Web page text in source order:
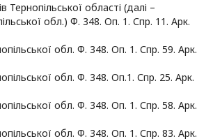
Тернопільської області (далі –
обл.) Ф. 348. Оп. 1. Спр. 11. Арк.
обл. Ф. 348. Оп. 1. Спр. 59. Арк.
обл. Ф. 348. Оп.1. Спр. 25. Арк.
обл. Ф. 348. Оп. 1. Спр. 58. Арк.
обл. Ф. 348. Оп. 1. Спр. 83. Арк.